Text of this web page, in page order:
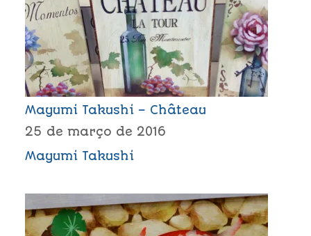
Mayumi Takushi – Château
25 de março de 2016
Mayumi Takushi